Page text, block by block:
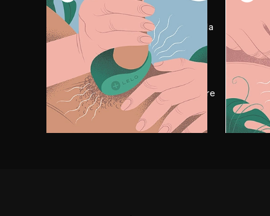
Posiziona TOR™ 2 in modo che la
parte più spessa e vibrante sia
rivolta verso l'alto, toccando il
corpo del tuo partner durante la
penetrazione. Applica LELO
Personal Moisturizer per addolcire
l'esperienza.
e